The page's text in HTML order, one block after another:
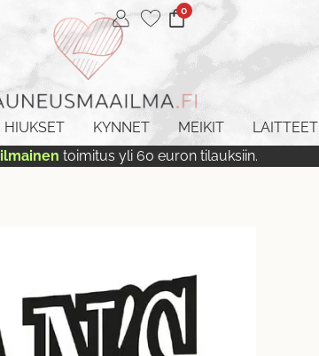
0
HIUKSET KYNNET MEIKIT LAITTEET
ilmainen toimitus yli 60 euron tilauksiin.